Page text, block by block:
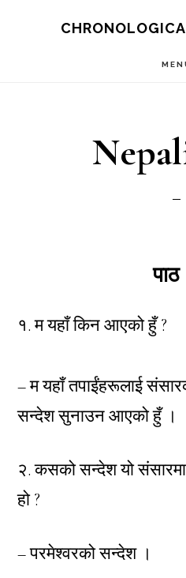
१. म यहाँ किन आएको हुँ ?
– म यहाँ तपाईंहरूलाई
सन्देश सुनाउन आएको हुँ ।
२. कसको सन्देश यो
हो ?
– परमेश्वरको सन्देश ।